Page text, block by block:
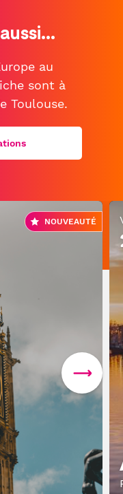
au
sont à
Toulouse.
NOUVEAUTÉ